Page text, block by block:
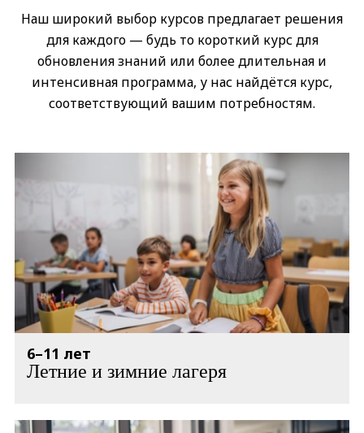
Наш широкий выбор курсов предлагает решения
для каждого — будь то короткий курс для
обновления знаний или более длительная и
интенсивная программа, у нас найдётся курс,
соответствующий вашим потребностям.
6–11 лет
Летние и зимние лагеря